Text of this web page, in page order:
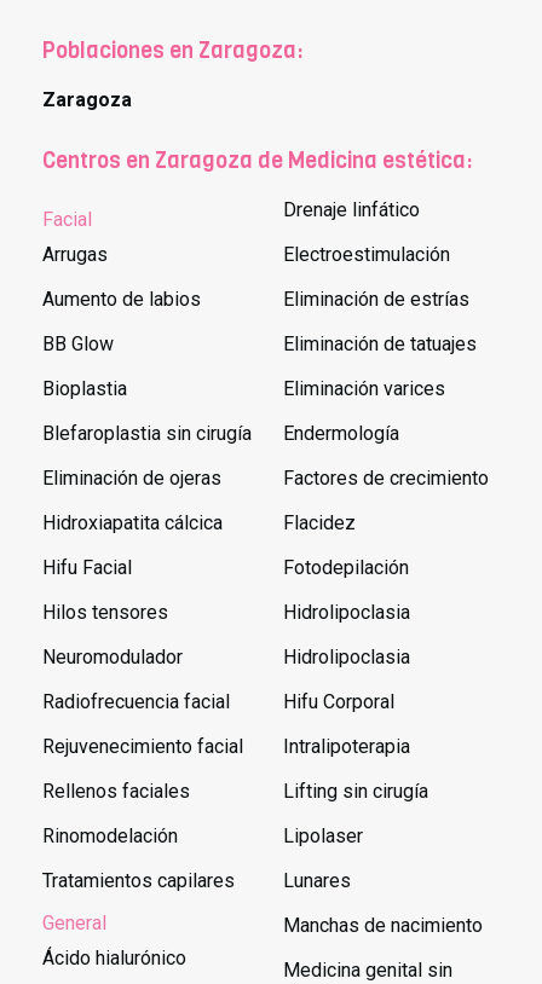
Poblaciones en Zaragoza:
Zaragoza
Centros en Zaragoza de Medicina estética:
Facial
Arrugas
Aumento de labios
BB Glow
Bioplastia
Blefaroplastia sin cirugía
Eliminación de ojeras
Hidroxiapatita cálcica
Hifu Facial
Hilos tensores
Neuromodulador
Radiofrecuencia facial
Rejuvenecimiento facial
Rellenos faciales
Rinomodelación
Tratamientos capilares
General
Ácido hialurónico
Drenaje linfático
Electroestimulación
Eliminación de estrías
Eliminación de tatuajes
Eliminación varices
Endermología
Factores de crecimiento
Flacidez
Fotodepilación
Hidrolipoclasia
Hidrolipoclasia
Hifu Corporal
Intralipoterapia
Lifting sin cirugía
Lipolaser
Lunares
Manchas de nacimiento
Medicina genital sin